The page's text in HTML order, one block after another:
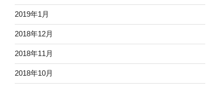
2019年1月
2018年12月
2018年11月
2018年10月